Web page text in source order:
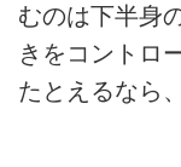
むのは下半身
きをコントロ
たとえるなら